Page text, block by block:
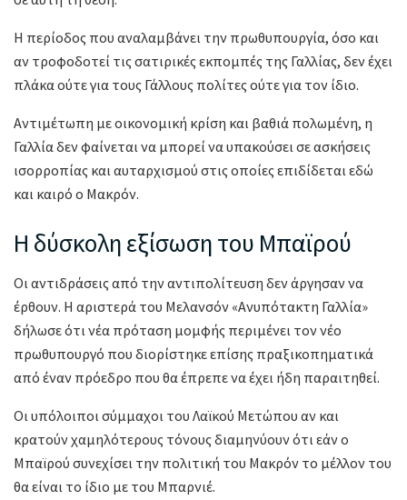
Η περίοδος που αναλαμβάνει την πρωθυπουργία, όσο και
αν τροφοδοτεί τις σατιρικές εκπομπές της Γαλλίας, δεν έχει
πλάκα ούτε για τους Γάλλους πολίτες ούτε για τον ίδιο.
Αντιμέτωπη με οικονομική κρίση και βαθιά πολωμένη, η
Γαλλία δεν φαίνεται να μπορεί να υπακούσει σε ασκήσεις
ισορροπίας και αυταρχισμού στις οποίες επιδίδεται εδώ
και καιρό ο Μακρόν.
Η δύσκολη εξίσωση του Μπαϊρού
Οι αντιδράσεις από την αντιπολίτευση δεν άργησαν να
έρθουν. Η αριστερά του Μελανσόν «Ανυπότακτη Γαλλία»
δήλωσε ότι νέα πρόταση μομφής περιμένει τον νέο
πρωθυπουργό που διορίστηκε επίσης πραξικοπηματικά
από έναν πρόεδρο που θα έπρεπε να έχει ήδη παραιτηθεί.
Οι υπόλοιποι σύμμαχοι του Λαϊκού Μετώπου αν και
κρατούν χαμηλότερους τόνους διαμηνύουν ότι εάν ο
Μπαϊρού συνεχίσει την πολιτική του Μακρόν το μέλλον του
θα είναι το ίδιο με του Μπαρνιέ.